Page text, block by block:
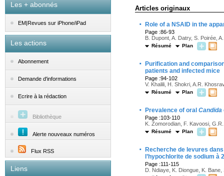
Les + abonnés
EM|Revues sur iPhone/iPad
Les actions
Abonnement
Demande d'informations
Ecrire à la rédaction
Bibliothèque
Alerte nouveaux numéros
Flux RSS
Liens
Articles originaux
· Role of a NSAID in the
Page :86-93
B. Dupont, A. Datry, S. Poirée,
Résumé Plan
·
Purification and
patients and infected mice
Page :94-102
V. Khalili, H. Shokri, A.R.
Résumé Plan
· Prevalence of oral Candida
Page :103-110
K. Zomorodian, F. Kavoosi,
Résumé Plan
·
Recherche de levures
l’hypochlorite de sodium à
Page :111-115
D. Ndiaye, K. Diongue, K.